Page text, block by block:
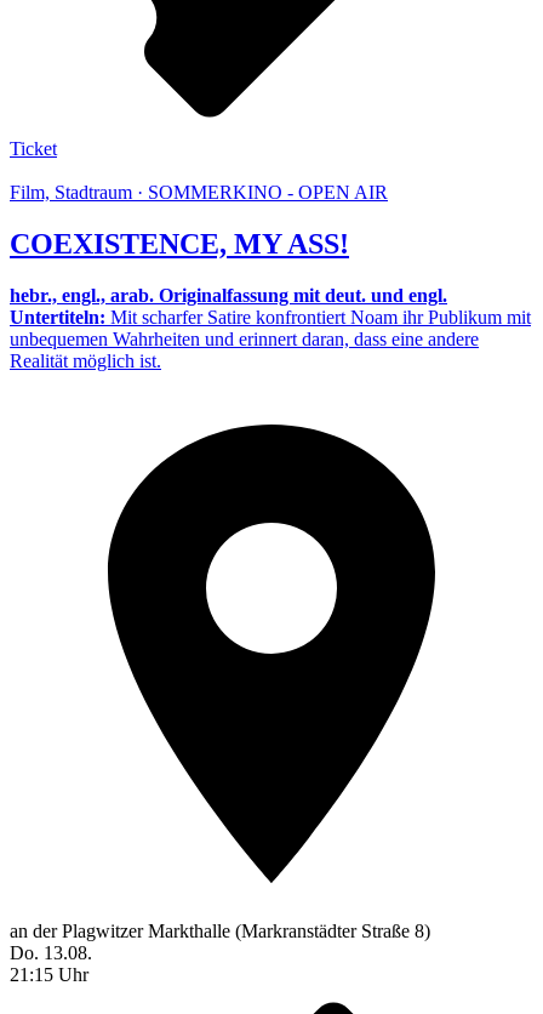
Ticket
Film, Stadtraum · SOMMERKINO - OPEN AIR
COEXISTENCE, MY ASS!
hebr., engl., arab. Originalfassung mit deut. und engl.
Untertiteln: Mit scharfer Satire konfrontiert Noam ihr Publikum mit
unbequemen Wahrheiten und erinnert daran, dass eine andere
Realität möglich ist.
an der Plagwitzer Markthalle (Markranstädter Straße 8)
Do. 13.08.
21:15 Uhr